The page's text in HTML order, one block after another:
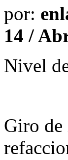
por:
14 /
Nivel
Giro de